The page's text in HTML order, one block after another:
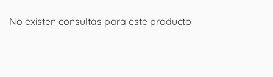
No existen consultas para este producto